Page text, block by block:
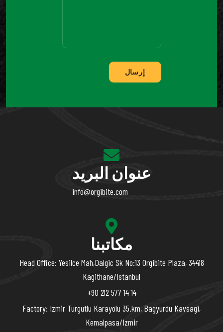
إرسال
عنوان البريد
info@orgibite.com
مكاتبنا
Head Office: Yesilce Mah,Dalgic Sk No:13 Orgibite Plaza, 34418
Kagithane/Istanbul
+90 212 577 14 14
Factory: Izmir Turgutlu Karayolu 35.km, Bagyurdu Kavsagi,
Kemalpasa/Izmir